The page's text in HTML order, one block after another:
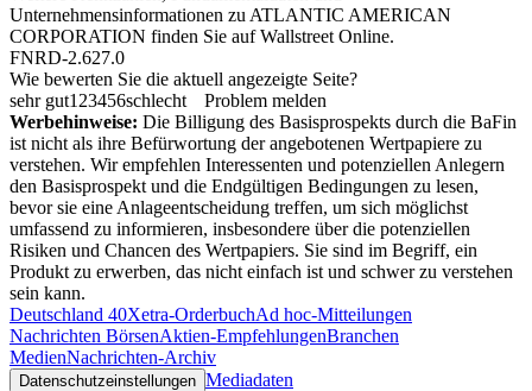
Unternehmensinformationen zu ATLANTIC AMERICAN
CORPORATION finden Sie aufWallstreet Online.
FNRD-2.627.0
Wie bewerten Sie die aktuell angezeigte Seite?
sehr gut1 23456schlecht
Problem melden
Werbehinweise: Die Billigung des Basisprospekts durch die BaFin
ist nicht als ihre Befürwortung der angebotenen Wertpapiere zu
verstehen. Wir empfehlen Interessenten und potenziellen Anlegern
den Basisprospekt und die Endgültigen Bedingungen zu lesen,
bevor sie eine Anlageentscheidung treffen, um sich möglichst
umfassend zu informieren, insbesondere über die potenziellen
Risiken und Chancen des Wertpapiers. Sie sind im Begriff, ein
Produkt zu erwerben, das nicht einfach ist und schwer zu verstehen
sein kann.
Deutschland 40Xetra-OrderbuchAd hoc-Mitteilungen
Nachrichten BörsenAktien-EmpfehlungenBranchen
MedienNachrichten-Archiv
Datenschutzeinstellungen Mediadaten